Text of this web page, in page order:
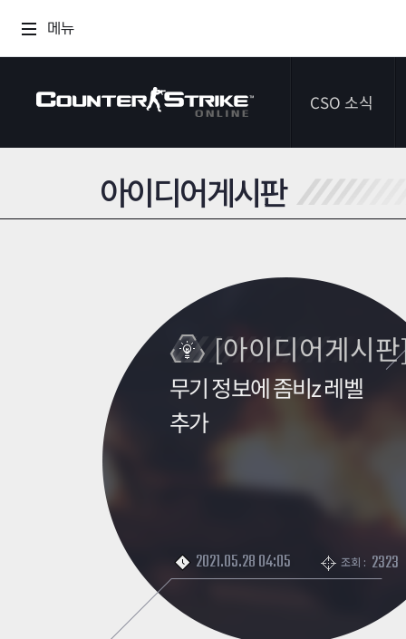
메뉴
CSO 소식
아이디어게시판
[아이디어게시
무기 정보에 좀비z 레벨
추가
2021.05.28 04:05 조회 : 2323